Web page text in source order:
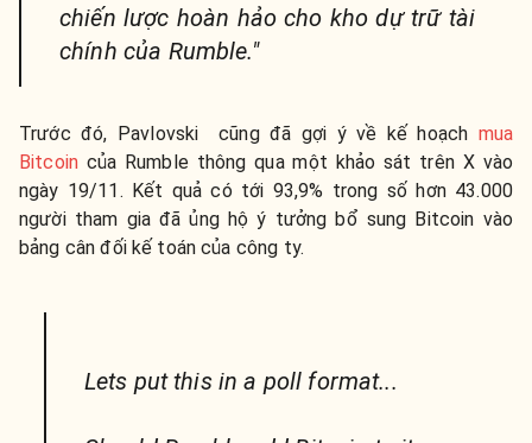
chiến lược hoàn hảo cho kho dự trữ tài
chính của Rumble."
Trước đó, Pavlovski cũng đã gợi ý về kế hoạch mua
Bitcoin của Rumble thông qua một khảo sát trên X vào
ngày 19/11. Kết quả có tới 93,9% trong số hơn 43.000
người tham gia đã ủng hộ ý tưởng bổ sung Bitcoin vào
bảng cân đối kế toán của công ty.
Lets put this in a poll format...